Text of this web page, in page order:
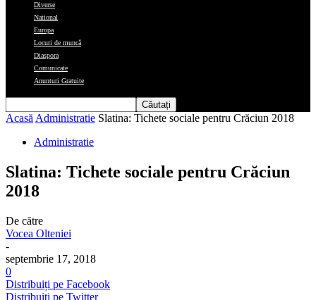
Diverse
National
Europa
Locuri de muncă
Diaspora
Comunicate
Anunturi Gratuite
Acasă Administratie Slatina: Tichete sociale pentru Crăciun 2018
Administratie
Slatina: Tichete sociale pentru Crăciun
2018
De către
Vocea Olteniei
-
septembrie 17, 2018
0
Distribuiți pe Facebook
Distribuiți pe Twitter